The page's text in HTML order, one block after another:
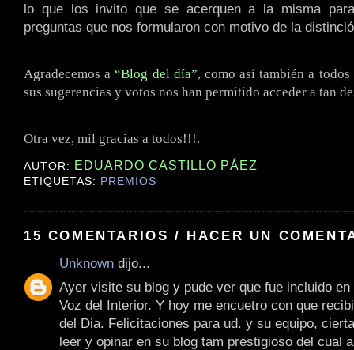
lo que los invito que se acerquen a la misma
preguntas que nos formularon con motivo de la
Agradecemos a “Blog del día”, como así también a
sus sugerencias y votos nos han permitido acceder a tan
Otra vez, mil gracias a todos!!!.
AUTOR: EDUARDO CASTILLO PÁEZ
ETIQUETAS: PREMIOS
15 COMENTARIOS / HACER UN
Unknown dijo...
Ayer visite su blog y pude ver que fue incluido
Voz del Interior. Y hoy me encuetro con que
del Dia. Felicitaciones para ud. y su equipo,
leer y opinar en su blog tam prestigioso del cual